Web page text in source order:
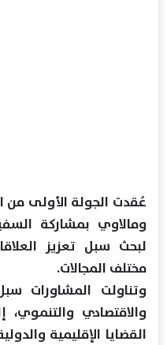
عُقدت الجولة الأولى من
ومالاوي بمشاركة
لبحث سبل تعزيز
مختلف المجالات.
وتناولت المشاورات
والاقتصادي
القضايا الإقليمية